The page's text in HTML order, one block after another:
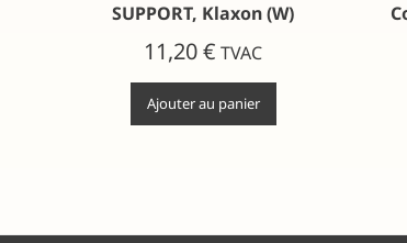
SUPPORT, Klaxon (W)
11,20€ TVAC
Ajouter au panier